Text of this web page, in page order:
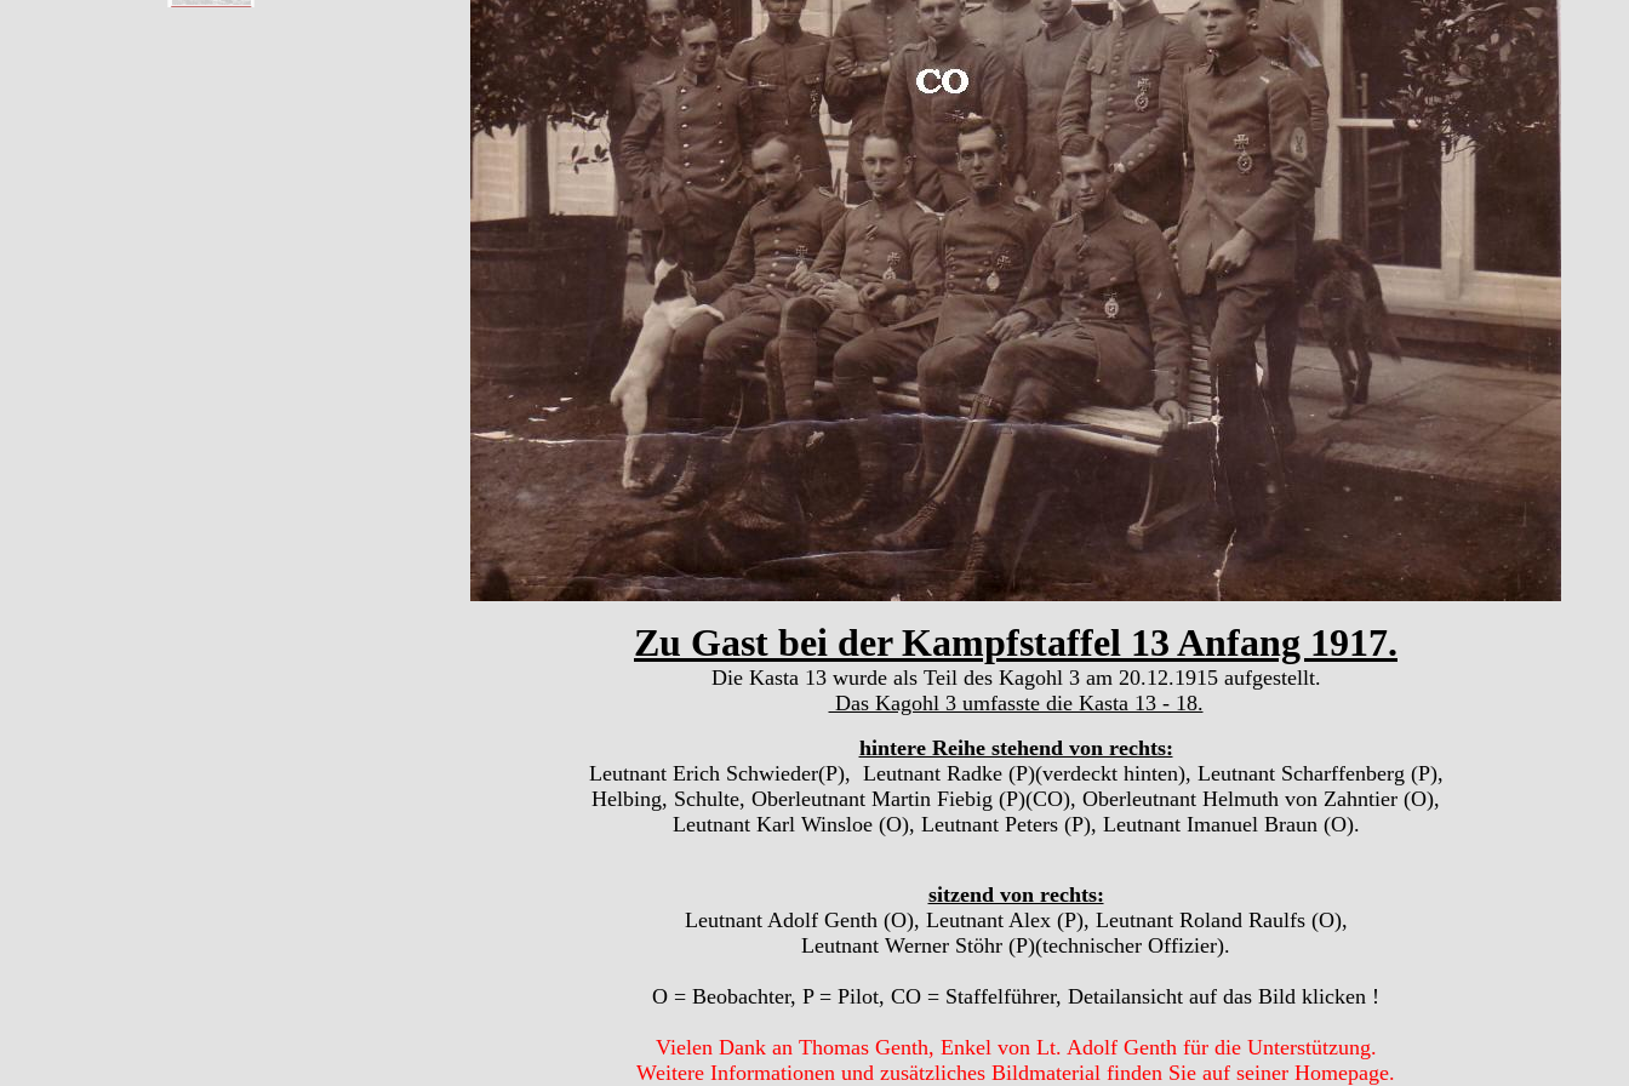
Zu Gast bei der Kampfstaffel 13 Anfang 1917.
Die Kasta 13 wurde als Teil des Kagohl 3 am 20.12.1915 aufgestellt.
Das Kagohl 3 umfasste die Kasta 13 - 18.
hintere Reihe stehend von rechts:
Leutnant Erich Schwieder(P), Leutnant Radke (P)(verdeckt hinten), Leutnant Scharffenberg (P),
Helbing, Schulte, Oberleutnant Martin Fiebig (P)(CO), Oberleutnant Helmuth von Zahntier (O),
Leutnant Karl Winsloe (O), Leutnant Peters (P), Leutnant Imanuel Braun (O).
sitzend von rechts:
Leutnant Adolf Genth (O), Leutnant Alex (P), Leutnant Roland Raulfs (O),
Leutnant Werner Stöhr (P)(technischer Offizier).
O = Beobachter, P = Pilot, CO = Staffelführer, Detailansicht auf das Bild klicken !
Vielen Dank an Thomas Genth, Enkel von Lt. Adolf Genth für die Unterstützung.
Weitere Informationen und zusätzliches Bildmaterial finden Sie auf seiner Homepage.